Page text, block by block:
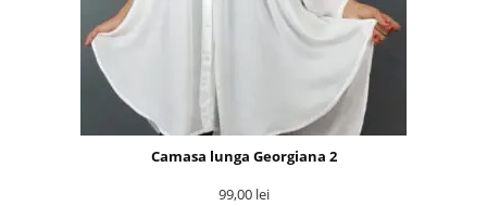
Camasa lunga Georgiana 2
99,00 lei